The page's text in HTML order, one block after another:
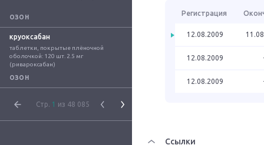
ОЗОН
круоксабан
таблетки, покрытые плёночной
оболочкой: 120 шт. 2.5 мг
(ривароксабан)
ОЗОН
Стр. 1 из 48 085
Регистрация
12.08.2009
12.08.2009
12.08.2009
Ссылки